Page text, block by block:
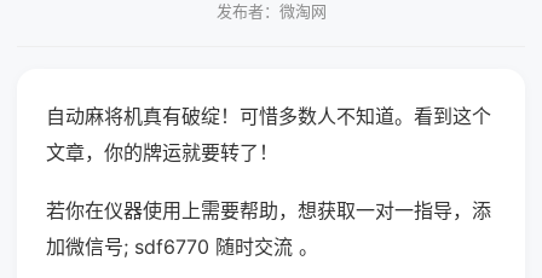
发布者：微淘网
自动麻将机真有破绽！可惜多数人不知道。看到这个
文章，你的牌运就要转了！
若你在仪器使用上需要帮助，想获取一对一指导，添
加微信号; sdf6770 随时交流 。